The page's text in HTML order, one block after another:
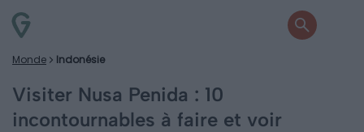
Monde Indonésie
Visiter Nusa Penida : 10
incontournables à faire et voir